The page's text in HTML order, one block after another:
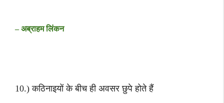
– अब्राहम लिंकन
10.) कठिनाइयों के बीच ही अवसर छुपे होते हैं